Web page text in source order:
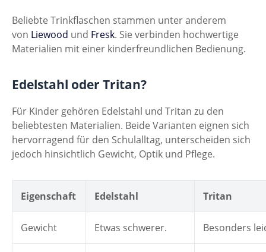
Beliebte Trinkflaschen stammen unter anderem
von Liewood und Fresk. Sie verbinden hochwertige
Materialien mit einer kinderfreundlichen Bedienung.
Edelstahl oder Tritan?
Für Kinder gehören Edelstahl und Tritan zu den
beliebtesten Materialien. Beide Varianten eignen sich
hervorragend für den Schulalltag, unterscheiden sich
jedoch hinsichtlich Gewicht, Optik und Pflege.
Eigenschaft Edelstahl Tritan
Gewicht Etwas schwerer. Besonders